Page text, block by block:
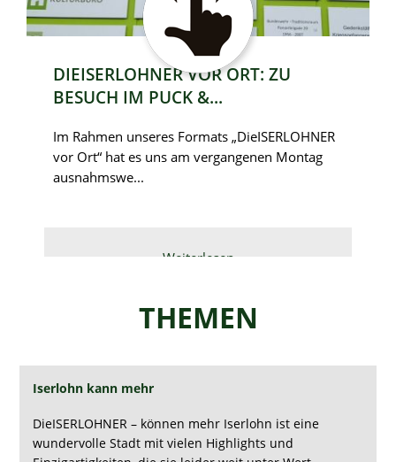
DIEISERLOHNER VOR ORT: ZU
BESUCH IM PUCK &...
Im Rahmen unseres Formats „DieISERLOHNER
vor Ort“ hat es uns am vergangenen Montag
ausnahmswe...
Weiterlesen
THEMEN
Iserlohn kann mehr
DieISERLOHNER – können mehr Iserlohn ist eine
wundervolle Stadt mit vielen Highlights und